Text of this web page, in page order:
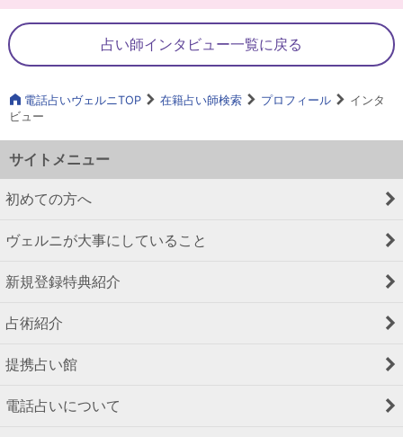
占い師インタビュー一覧に戻る
電話占いヴェルニTOP 在籍占い師検索 プロフィール
インタ
ビュー
サイトメニュー
初めての方へ
ヴェルニが大事にしていること
新規登録特典紹介
占術紹介
提携占い館
電話占いについて